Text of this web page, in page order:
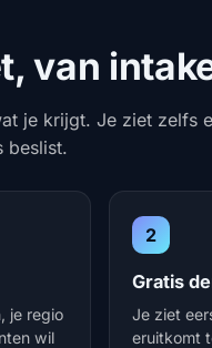
van
je krijgt. Je ziet zelfs
beslist.
je regio
wil
2
Gratis
Je ziet
eruitkomt